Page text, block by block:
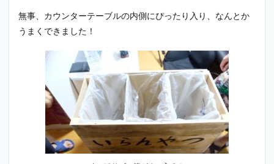
無事、カウンターテーブルの内側にぴったり入り、なんとか
うまくできました！